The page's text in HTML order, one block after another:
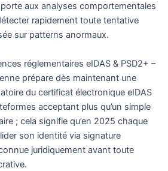
aux analyses comportementales
rapidement toute tentative
sur patterns anormaux.
réglementaires eIDAS & PSD2+ –
prépare dès maintenant une
du certificat électronique eIDAS
acceptant plus qu’un simple
; cela signifie qu’en 2025 chaque
son identité via signature
juridiquement avant toute